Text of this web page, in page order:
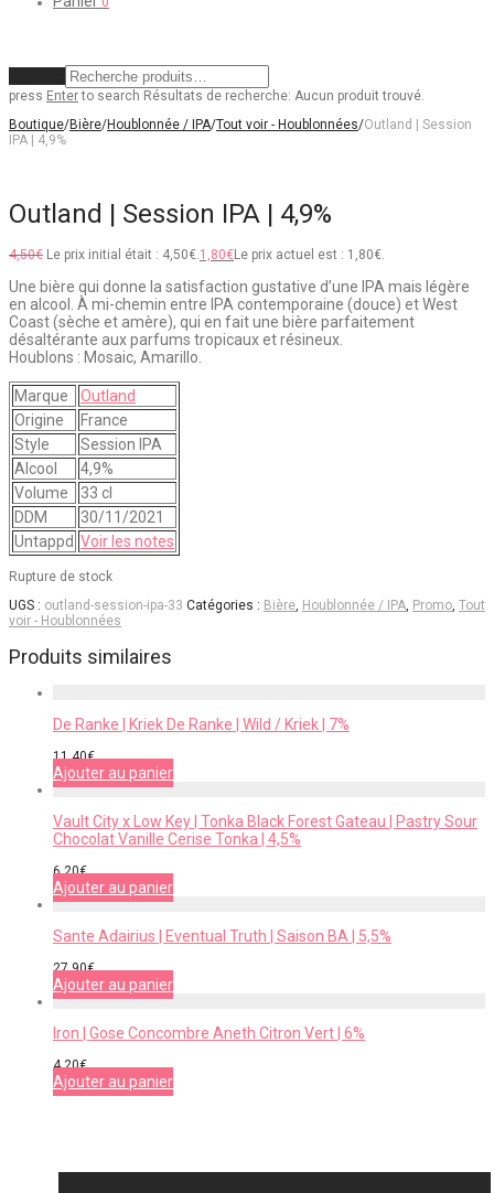
press Enterto search Résultats de recherche: Aucun produit trouvé.
Boutique/Bière/Houblonnée / IPA/Tout voir - Houblonnées/Outland | Session
IPA | 4,9%
Outland | Session IPA | 4,9%
4,50€ Le prix initial était : 4,50€.1,80€Le prix actuel est : 1,80€.
Une bière qui donne la satisfaction gustative d’une IPA mais légère
en alcool. À mi-chemin entre IPA contemporaine (douce) et West
Coast (sèche et amère), qui en fait une bière parfaitement
désaltérante aux parfums tropicaux et résineux.
Houblons : Mosaic, Amarillo.
Marque
Outland
Origine
France
Style
Session IPA
Alcool
4,9%
Volume
33 cl
DDM
30/11/2021
Untappd Voir les notes
Rupture de stock
UGS : outland-session-ipa-33 Catégories : Bière, Houblonnée / IPA, Promo, Tout
voir - Houblonnées
Produits similaires
De Ranke | Kriek De Ranke | Wild / Kriek | 7%
11,40€
Ajouter au panier
Vault City x Low Key | Tonka Black Forest Gateau | Pastry Sour
Chocolat Vanille Cerise Tonka | 4,5%
6,20€
Ajouter au panier
Sante Adairius | Eventual Truth | Saison BA | 5,5%
27,90€
Ajouter au panier
Iron | Gose Concombre Aneth Citron Vert | 6%
4,20€
Ajouter au panier